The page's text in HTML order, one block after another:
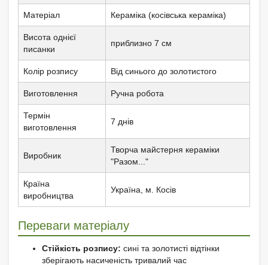
Матеріал Кераміка (косівська кераміка)
Висота однієї
писанки
приблизно 7 см
Колір розпису Від синього до золотистого
Виготовлення Ручна робота
Термін
виготовлення
7 днів
Виробник
Творча майстерня кераміки
"Разом..."
Країна
виробництва
Україна, м. Косів
Переваги матеріалу
Стійкість розпису: сині та золотисті відтінки
зберігають насиченість тривалий час